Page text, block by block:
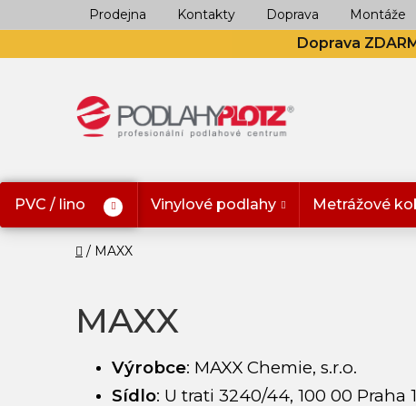
na
Doprava
Prodejna Kontakty Doprava Montáže
PVC / lino Vinylové podlahy Metrážové
Domů
MAXX
MAXX
Výrobce: MAXX Chemie, s.r.o.
Sídlo: U trati 3240/44, 100 00 Praha